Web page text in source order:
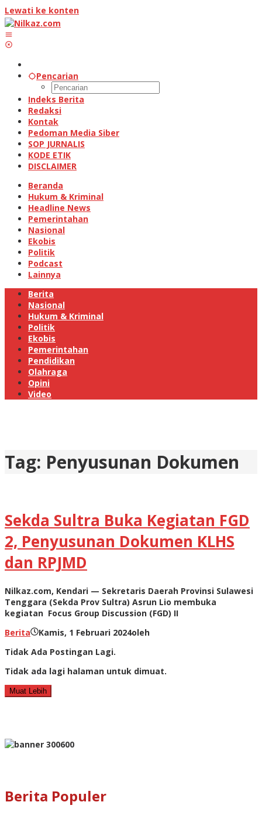
Lewati ke konten
Pencarian
Indeks Berita
Redaksi
Kontak
Pedoman Media Siber
SOP JURNALIS
KODE ETIK
DISCLAIMER
Beranda
Hukum & Kriminal
Headline News
Pemerintahan
Nasional
Ekobis
Politik
Podcast
Lainnya
Berita
Nasional
Hukum & Kriminal
Politik
Ekobis
Pemerintahan
Pendidikan
Olahraga
Opini
Video
Tag: Penyusunan Dokumen
Sekda Sultra Buka Kegiatan FGD
2, Penyusunan Dokumen KLHS
dan RPJMD
Nilkaz.com, Kendari — Sekretaris Daerah Provinsi Sulawesi
Tenggara (Sekda Prov Sultra) Asrun Lio membuka
kegiatan Focus Group Discussion (FGD) II
Berita
Kamis, 1 Februari 2024oleh
Tidak Ada Postingan Lagi.
Tidak ada lagi halaman untuk dimuat.
Muat Lebih
Berita Populer